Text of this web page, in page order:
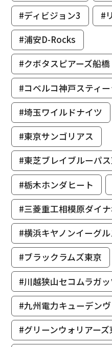
#ディビジョン3
#
#浦安D-Rocks
#クボタスピアーズ船
#コベルコ神戸スティ
#埼玉ワイルドナイツ
#東京サンゴリアス
#東芝ブレイブルーパ
#栃木ホンダヒート
#三菱重工相模原ダイ
#横浜キヤノンイーグル
#ブラックラムズ東京
#川越狭山セコムラガ
#九州電力キューデン
#グリーンウォリアーズ